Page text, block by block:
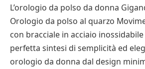
L’orologio da polso da donna
Orologio da polso al quarzo
con bracciale in acciaio inossidabile
perfetta sintesi di semplicità ed
orologio da donna dal design